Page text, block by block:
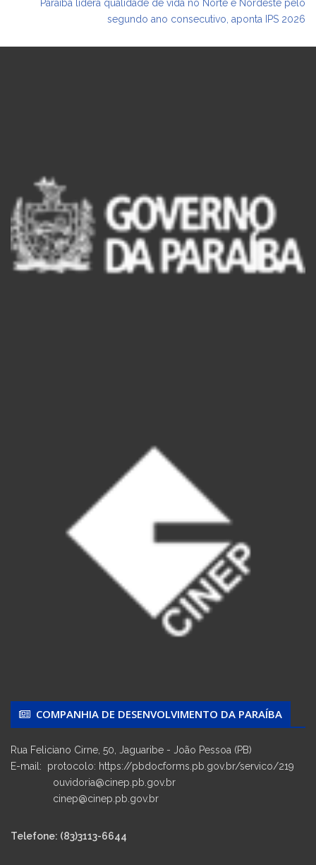
Paraíba lidera qualidade de vida no Norte e Nordeste pelo
segundo ano consecutivo, aponta IPS 2026
COMPANHIA DE DESENVOLVIMENTO DA PARAÍBA
Rua Feliciano Cirne, 50, Jaguaribe - João Pessoa (PB)
E-mail: protocolo: https://pbdocforms.pb.gov.br/servico/219
ouvidoria@cinep.pb.gov.br
cinep@cinep.pb.gov.br
Telefone: (83)3113-6644